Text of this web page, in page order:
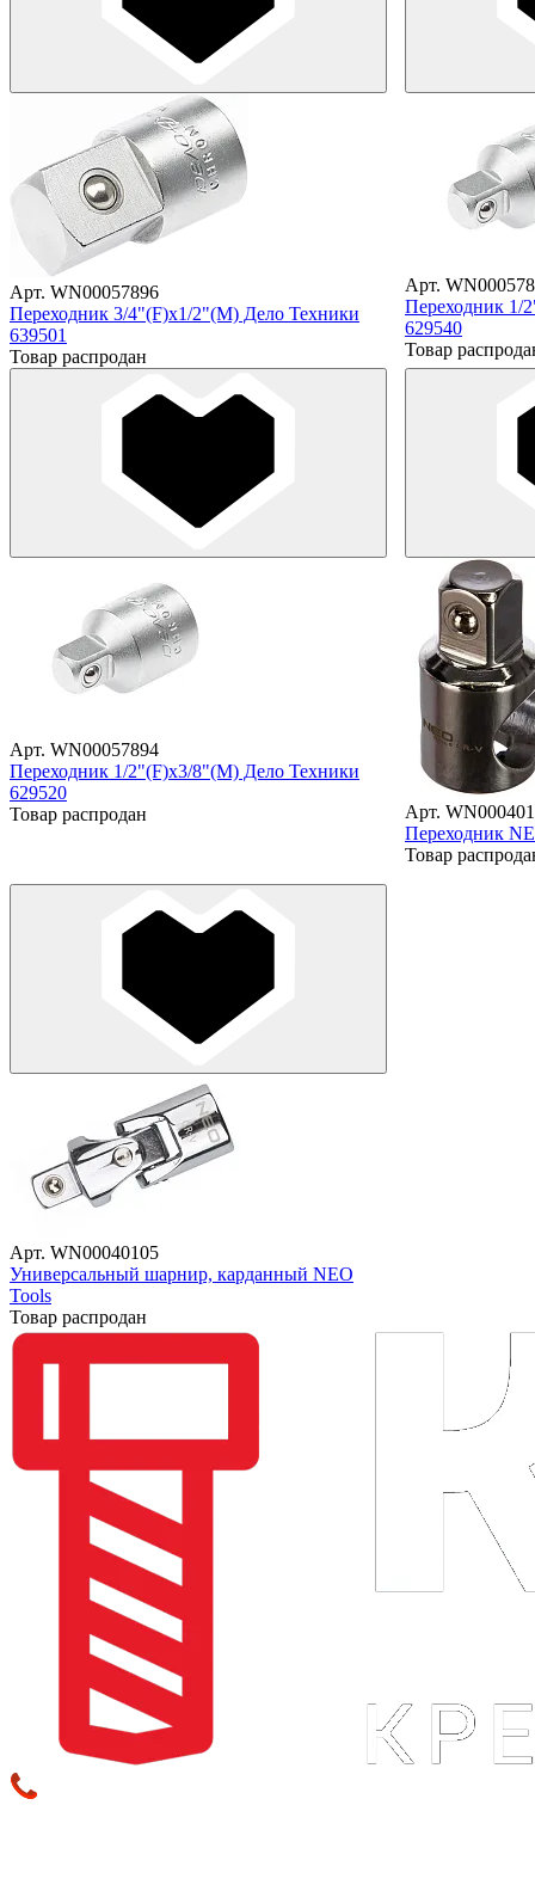
Арт. WN00057896
Переходник 3/4"(F)х1/2"(М) Дело Техники
639501
Товар распродан
Арт.
Переходник 1/
629540
Товар
Арт. WN00057894
Переходник 1/2"(F)х3/8"(М) Дело Техники
629520
Товар распродан
Арт.
Переходник
Товар
Арт. WN00040105
Универсальный шарнир, карданный NEO
Tools
Товар распродан